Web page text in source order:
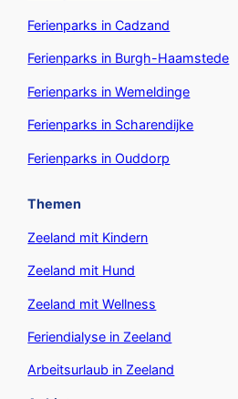
Ferienparks in Cadzand
Ferienparks in Burgh-Haamstede
Ferienparks in Wemeldinge
Ferienparks in Scharendijke
Ferienparks in Ouddorp
Themen
Zeeland mit Kindern
Zeeland mit Hund
Zeeland mit Wellness
Feriendialyse in Zeeland
Arbeitsurlaub in Zeeland